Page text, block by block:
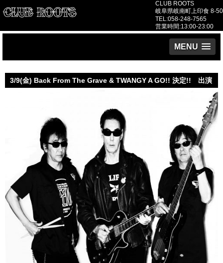
CLUB ROOTS
岐阜県岐南町上印食 8-50
TEL:058-248-7565
営業時間:13:00-23:00
MENU
3/9(金) Back From The Grave & TWANGY A GO!! 決定!! 出演
: シーナ&ロケッツ / ザ50回転ズ / キノコホテル / KILLER CHINA